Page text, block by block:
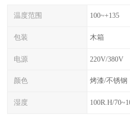
温度范围 100~+135
包装 木箱
电源 220V/380V
颜色 烤漆/不锈钢
湿度 100R.H/